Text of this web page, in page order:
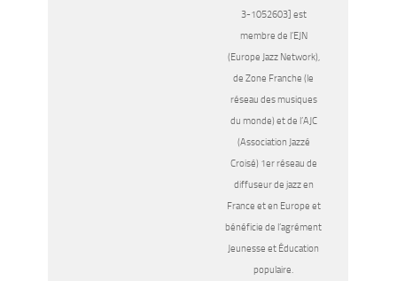
3-1052603] est
membre de l’EJN
(Europe Jazz Network),
de Zone Franche (le
réseau des musiques
du monde) et de l’AJC
(Association Jazzé
Croisé) 1er réseau de
diffuseur de jazz en
France et en Europe et
bénéficie de l’agrément
Jeunesse et Éducation
populaire.